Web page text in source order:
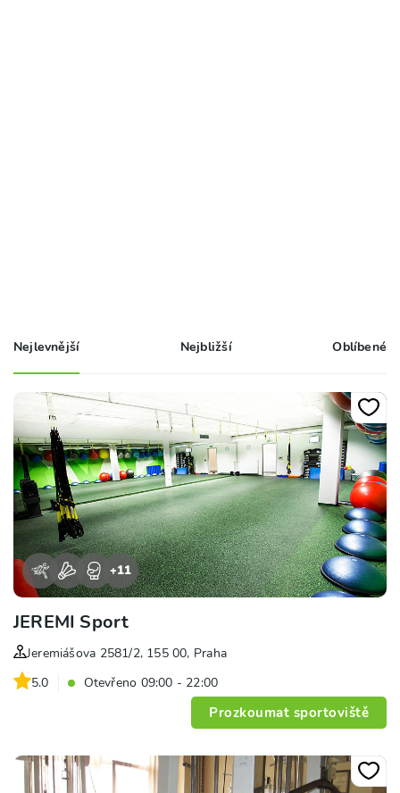
Nejlevnější Nejbližší Oblíbené
+11
JEREMI Sport
Jeremiášova 2581/2, 155 00, Praha
5.0
Otevřeno 09:00 - 22:00
Prozkoumat sportoviště